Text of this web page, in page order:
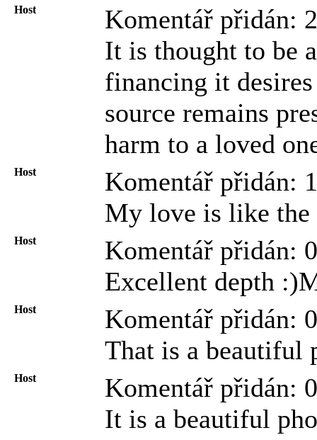
Host
Komentář přidán:
It is thought to be
financing it
source remains
harm to a loved
Host
Komentář přidán:
My love is like the
Host
Komentář přidán:
Excellent depth
Host
Komentář přidán:
That is a beautiful
Host
Komentář přidán:
It is a beautiful